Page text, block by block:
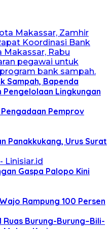
Sampah, Bapenda
Lingkungan
Pemprov
Panakkukang, Urus Surat
Gaspa Palopo Kini
Rampung 100 Persen
Ruas Burung-Burung–Bili-